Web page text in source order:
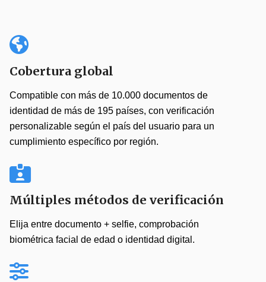
Cobertura global
Compatible con más de 10.000 documentos de
identidad de más de 195 países, con verificación
personalizable según el país del usuario para un
cumplimiento específico por región.
Múltiples métodos de verificación
Elija entre documento + selfie, comprobación
biométrica facial de edad o identidad digital.